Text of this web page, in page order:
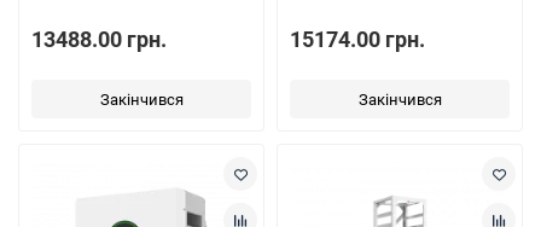
13488.00 грн.
Закінчився
15174.00 грн.
Закінчився